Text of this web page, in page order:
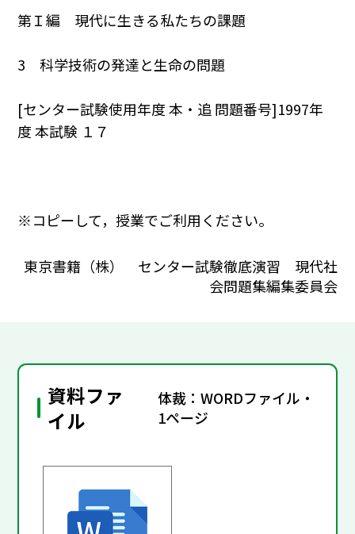
第Ｉ編 現代に生きる私たちの課題
3 科学技術の発達と生命の問題
[センター試験使用年度 本・追 問題番号]1997年
度 本試験 １７
※コピーして，授業でご利用ください。
東京書籍（株） センター試験徹底演習 現代社
会問題集編集委員会
資料ファ
イル
体裁：WORDファイル・
1ページ